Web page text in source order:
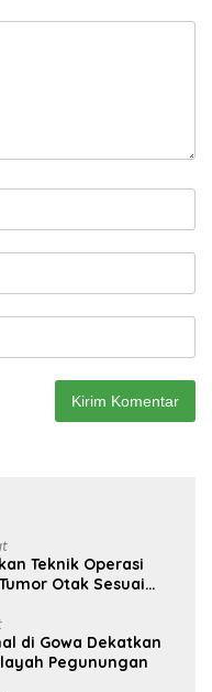
Teknik Operasi
Otak Sesuai
di Gowa Dekatkan
Pegunungan